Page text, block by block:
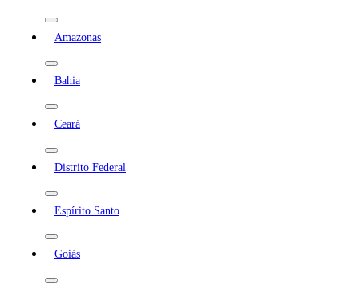
Amazonas
Bahia
Ceará
Distrito Federal
Espírito Santo
Goiás